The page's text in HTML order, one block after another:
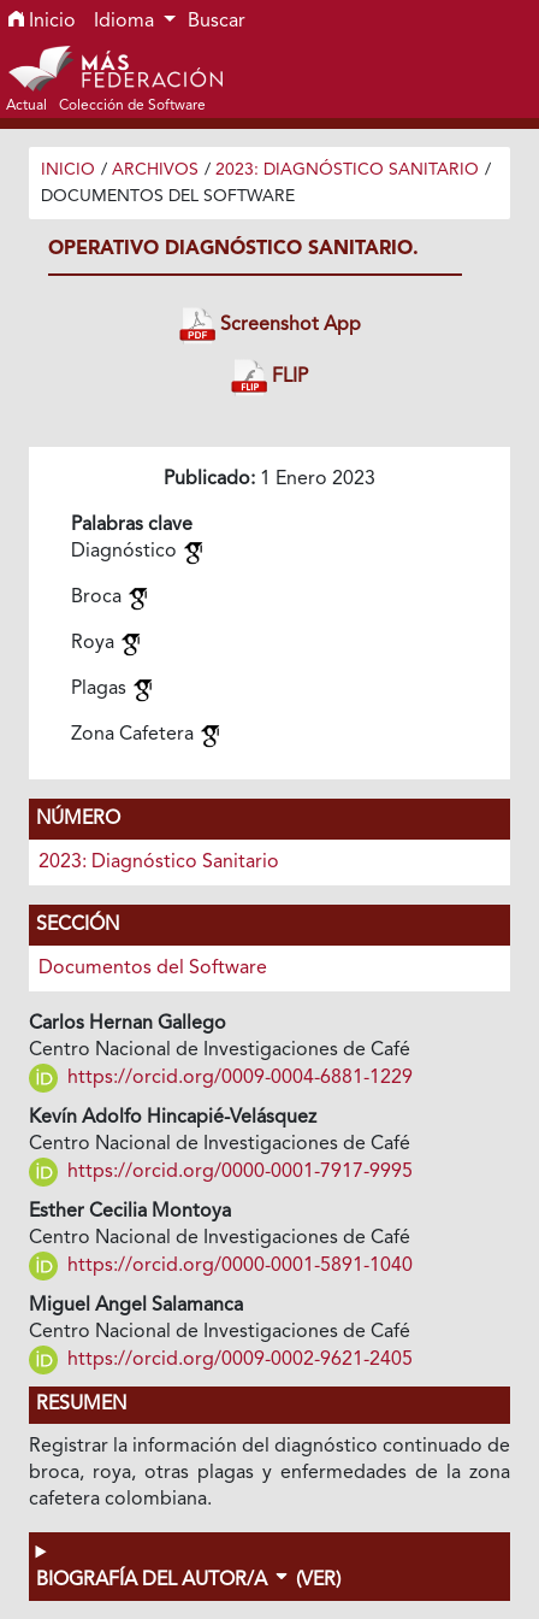
Ir al menú de navegación principal
Ir al contenido principal
Ir al pie de página del sitio
Inicio Idioma Buscar
Actual Colección de Software
INICIO / ARCHIVOS / 2023: DIAGNÓSTICO SANITARIO /
DOCUMENTOS DEL SOFTWARE
OPERATIVO DIAGNÓSTICO SANITARIO.
Screenshot App
FLIP
Publicado: 1 Enero 2023
Palabras clave
Diagnóstico
Broca
Roya
Plagas
Zona Cafetera
NÚMERO
2023: Diagnóstico Sanitario
SECCIÓN
Documentos del Software
Carlos Hernan Gallego
Centro Nacional de Investigaciones de Café
https://orcid.org/0009-0004-6881-1229
Kevín Adolfo Hincapié-Velásquez
Centro Nacional de Investigaciones de Café
https://orcid.org/0000-0001-7917-9995
Esther Cecilia Montoya
Centro Nacional de Investigaciones de Café
https://orcid.org/0000-0001-5891-1040
Miguel Angel Salamanca
Centro Nacional de Investigaciones de Café
https://orcid.org/0009-0002-9621-2405
RESUMEN
Registrar la información del diagnóstico continuado de
broca, roya, otras plagas y enfermedades de la zona
cafetera colombiana.
BIOGRAFÍA DEL AUTOR/A (VER)